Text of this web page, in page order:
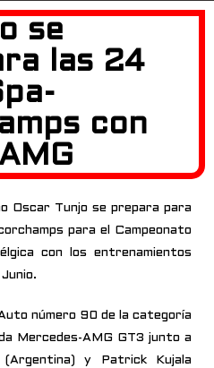
se
las 24
con
Oscar Tunjo se prepara para
para el Campeonato
con los entrenamientos
número 90 de la categoría
Mercedes-AMG GT3 junto a
(Argentina) y Patrick Kujala